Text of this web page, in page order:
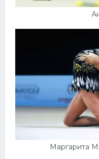
Маргарита